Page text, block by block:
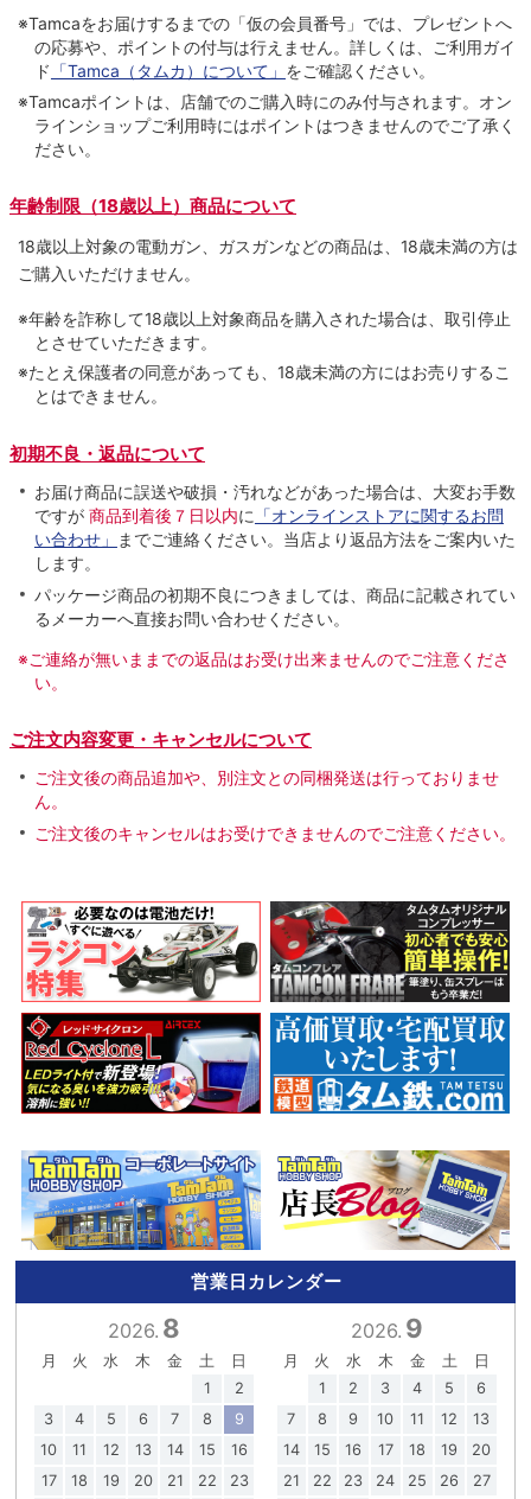
※Tamcaをお届けするまでの「仮の会員番号」では、プレゼントへ
の応募や、ポイントの付与は⾏えません。詳しくは、ご利⽤ガイ
ド 「Tamca（タムカ）について」 をご確認ください。
※Tamcaポイントは、店舗でのご購⼊時にのみ付与されます。オン
ラインショップご利用時にはポイントはつきませんのでご了承く
ださい。
年齢制限（18歳以上）商品について
18歳以上対象の電動ガン、ガスガンなどの商品は、18歳未満の方は
ご購入いただけません。
※年齢を詐称して18歳以上対象商品を購入された場合は、取引停止
とさせていただきます。
※たとえ保護者の同意があっても、18歳未満の方にはお売りするこ
とはできません。
初期不良・返品について
お届け商品に誤送や破損・汚れなどがあった場合は、大変お手数
ですが 商品到着後７日以内に 「オンラインストアに関するお問
い合わせ」
までご連絡ください。当店より返品方法をご案内いた
します。
パッケージ商品の初期不良につきましては、商品に記載されてい
るメーカーへ直接お問い合わせください。
※ご連絡が無いままでの返品はお受け出来ませんのでご注意くださ
い。
ご注文内容変更・キャンセルについて
ご注文後の商品追加や、別注文との同梱発送は行っておりませ
ん。
ご注文後のキャンセルはお受けできませんのでご注意ください。
営業日カレンダー
2026. 8
月 火 水 木 金 土
日
1
2
3
4 5 6 7 8
9
10
11 12 13 14 15
16
17
18 19 20 21 22
23
2026. 9
月 火 水 木 金 土
日
1
2 3 4 5
6
7
8 9 10 11 12
13
14
15 16 17 18 19
20
21
22 23 24 25 26
27